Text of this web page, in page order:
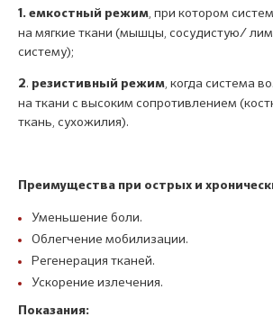
1. емкостный режим, при котором
на мягкие ткани (мышцы, сосудистую/
систему);
2. резистивный режим, когда система
на ткани с высоким сопротивлением
ткань, сухожилия).
Преимущества при острых и
Уменьшение боли.
Облегчение мобилизации.
Регенерация тканей.
Ускорение излечения.
Показания: